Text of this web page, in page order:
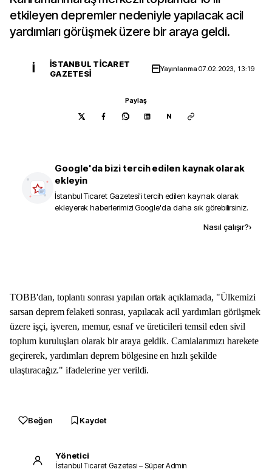
etkileyen depremler nedeniyle yapılacak acil
yardımları görüşmek üzere bir araya geldi.
İ
İSTANBUL TICARET
GAZETESI
Yayınlanma07.02.2023, 13:19
Paylaş
N
Google'da bizi tercih edilen kaynak olarak
ekleyin
İstanbul Ticaret Gazetesi'i tercih edilen kaynak olarak
ekleyerek haberlerimizi Google'da daha sık görebilirsiniz.
Nasıl çalışır?›
TOBB'dan, toplantı sonrası yapılan ortak açıklamada, "Ülkemizi
sarsan deprem felaketi sonrası, yapılacak acil yardımları görüşmek
üzere işçi, işveren, memur, esnaf ve üreticileri temsil eden sivil
toplum kuruluşları olarak bir araya geldik. Camialarımızı harekete
geçirerek, yardımları deprem bölgesine en hızlı şekilde
ulaştıracağız." ifadelerine yer verildi.
Beğen Kaydet
Yönetici
İstanbul Ticaret Gazetesi – Süper Admin